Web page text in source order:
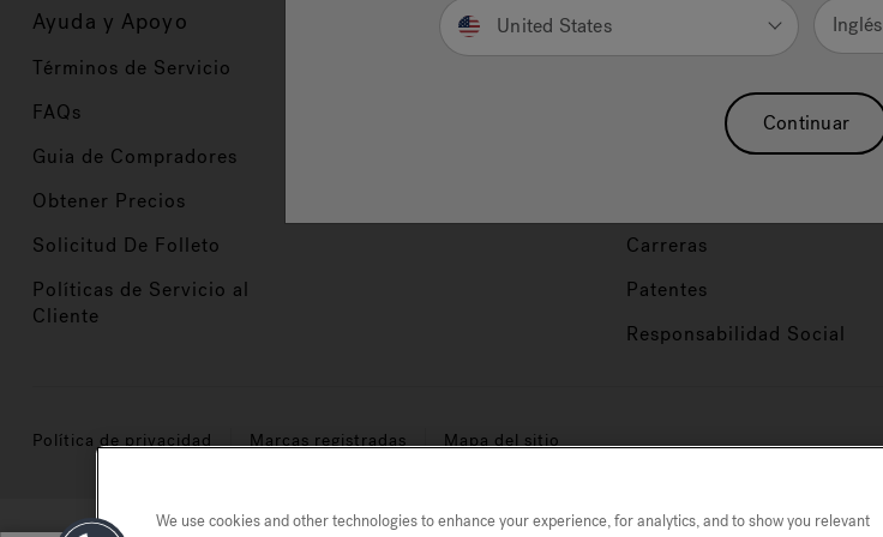
Ayuda y Apoyo
Términos de Servicio
FAQs
Guia de Compradores
Obtener Precios
Solicitud De Folleto
Políticas de Servicio al
Cliente
Propietarios Nuestra Marca
Hidroterapia
Asociaciones
Carreras
Patentes
Responsabilidad Social
Política de privacidad Marcas registradas Mapa del sitio
United States Inglés
Continuar
We use cookies and other technologies to enhance your experience, for analytics, and to show you relevant